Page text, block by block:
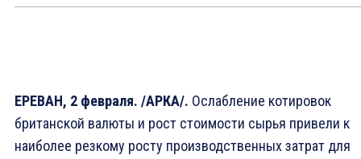
ЕРЕВАН, 2 февраля. /АРКА/. Ослабление котировок
британской валюты и рост стоимости сырья привели к
наиболее резкому росту производственных затрат для